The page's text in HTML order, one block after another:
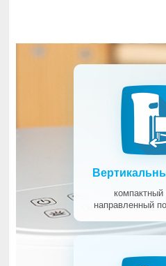
компактный
направленный